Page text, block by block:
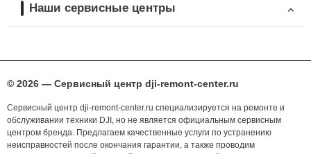
Наши сервисные центры
© 2026 — Сервисный центр dji-remont-center.ru
Сервисный центр dji-remont-center.ru специализируется на ремонте и
обслуживании техники DJI, но не является официальным сервисным
центром бренда. Предлагаем качественные услуги по устранению
неисправностей после окончания гарантии, а также проводим